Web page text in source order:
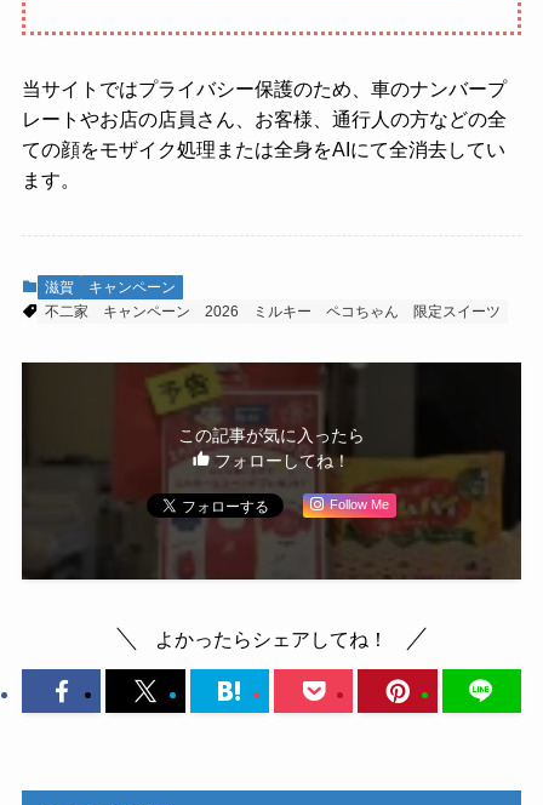
当サイトではプライバシー保護のため、車のナンバープ
レートやお店の店員さん、お客様、通行人の方などの全
ての顔をモザイク処理または全身をAIにて全消去してい
ます。
滋賀
キャンペーン
不二家
キャンペーン 2026 ミルキー ペコちゃん 限定スイーツ
この記事が気に入ったら
フォローしてね！
Follow Me
よかったらシェアしてね！